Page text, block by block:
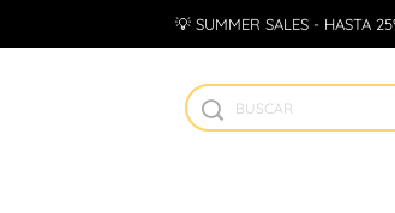
💡 SUMMER SALES - HASTA